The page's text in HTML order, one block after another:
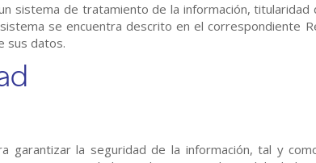
sistema de tratamiento de la información, titularidad
se encuentra descrito en el correspondiente
sus datos.
garantizar la seguridad de la información, tal y